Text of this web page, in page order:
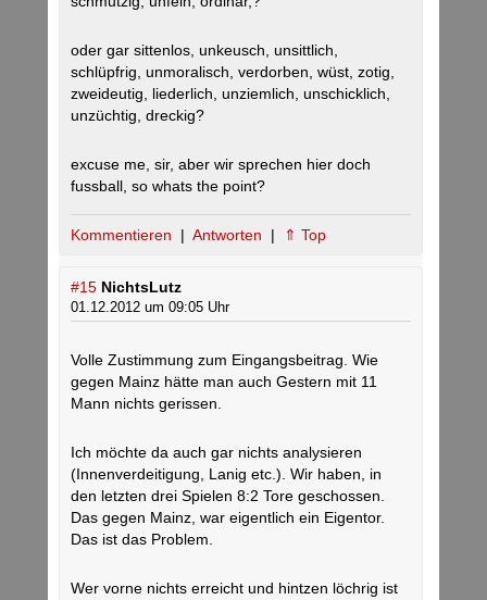
oder gar sittenlos, unkeusch, unsittlich,
schlüpfrig, unmoralisch, verdorben, wüst, zotig,
zweideutig, liederlich, unziemlich, unschicklich,
unzüchtig, dreckig?
excuse me, sir, aber wir sprechen hier doch
fussball, so whats the point?
Kommentieren | Antworten | ⇑ Top
#15 NichtsLutz
01.12.2012 um 09:05 Uhr
Volle Zustimmung zum Eingangsbeitrag. Wie
gegen Mainz hätte man auch Gestern mit 11
Mann nichts gerissen.
Ich möchte da auch gar nichts analysieren
(Innenverdeitigung, Lanig etc.). Wir haben, in
den letzten drei Spielen 8:2 Tore geschossen.
Das gegen Mainz, war eigentlich ein Eigentor.
Das ist das Problem.
Wer vorne nichts erreicht und hintzen löchrig ist